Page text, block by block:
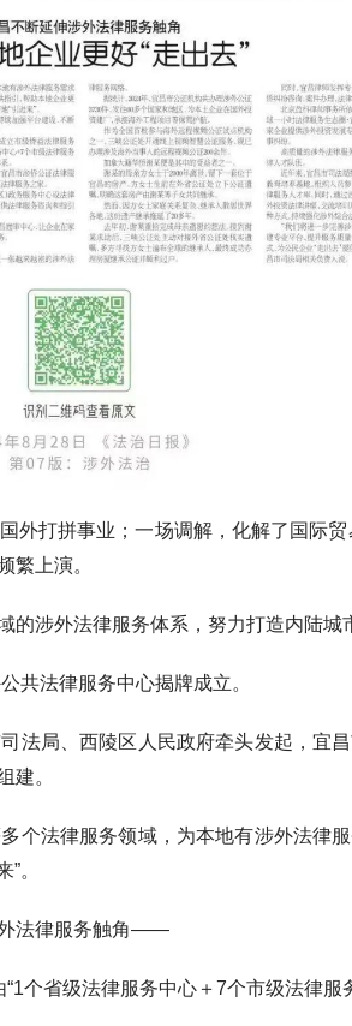
打拼事业；一场调解，化解了国际贸
上演。
涉外法律服务体系，努力打造内陆城
法律服务中心揭牌成立。
局、西陵区人民政府牵头发起，宜昌
建。
法律服务领域，为本地有涉外法律
。
法律服务触角——
省级法律服务中心＋7个市级法律服